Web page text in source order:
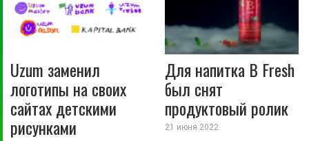
Uzum заменил
логотипы на своих
сайтах детскими
рисунками
Для напитка B Fresh
был снят
продуктовый ролик
21 июня 2022